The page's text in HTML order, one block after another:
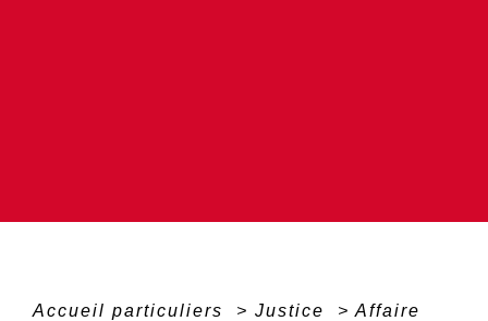
Accueil particuliers > Justice > Affaire